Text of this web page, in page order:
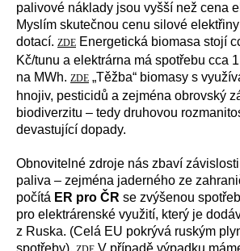
palivové náklady jsou vyšší než cena
Myslím skutečnou cenu silové
dotací. ZDE Energetická biomasa stojí
Kč/tunu a elektrárna má spotřebu cca
na MWh. ZDE „Těžba“ biomasy s
hnojiv, pesticidů a zejména obrovský
biodiverzitu – tedy druhovou
devastující dopady.
Obnovitelné zdroje nás zbaví
paliva – zejména jaderného ze
počítá ER pro ČR se zvýšenou
pro elektrárenské využití, který je
z Ruska. (Celá EU pokrývá ruským